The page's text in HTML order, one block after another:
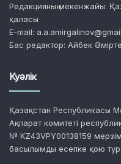
Редакцияның мекенжайы:
қаласы
E-mail:
Бас редактор: Айбек
Куәлік
Қазақстан Республикасы
Ақпарат комитеті
№ KZ43VPY00138159
басылымды есепке қою